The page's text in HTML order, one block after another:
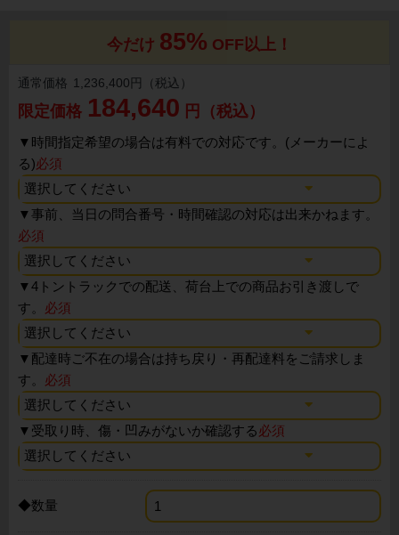
今だけ 85% OFF以上！
通常価格 1,236,400円（税込）
限定価格 184,640 円（税込）
▼ 時間指定希望の場合は有料での対応です。(メーカーによ
る)必須
▼事前、当日の問合番号・時間確認の対応は出来かねます。
必須
▼4トントラックでの配送、荷台上での商品お引き渡しで
す。 必須
▼ 配達時ご不在の場合は持ち戻り・再配達料をご請求しま
す。 必須
▼ 受取り時、傷・凹みがないか確認する必須
◆数量